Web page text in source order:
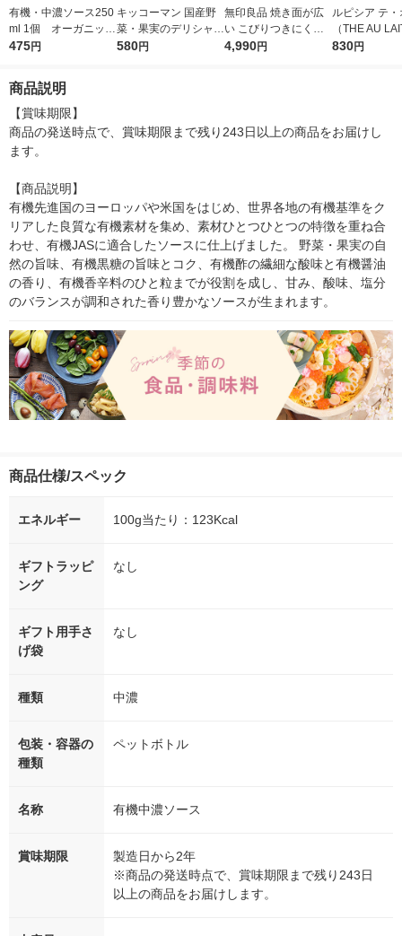
有機・中濃ソース250
ml 1個 オーガニック
ヒカリ 光食品
475円
キッコーマン 国産野
菜・果実のデリシャス
ソース 中濃 290ｍｌ
580円
無印良品 焼き面が広
い こびりつきにくい
フライパン 浅型 IH対
4,990円
ルピシア テ
（THE AU
茶ティーバッ
830円
商品説明
【賞味期限】
商品の発送時点で、賞味期限まで残り243日以上の商品をお届けし
ます。
【商品説明】
有機先進国のヨーロッパや米国をはじめ、世界各地の有機基準をク
リアした良質な有機素材を集め、素材ひとつひとつの特徴を重ね合
わせ、有機JASに適合したソースに仕上げました。 野菜・果実の自
然の旨味、有機黒糖の旨味とコク、有機酢の繊細な酸味と有機醤油
の香り、有機香辛料のひと粒までが役割を成し、甘み、酸味、塩分
のバランスが調和された香り豊かなソースが生まれます。
商品仕様/スペック
エネルギー 100g当たり：123Kcal
ギフトラッピ
ング
なし
ギフト用手さ
げ袋
なし
種類 中濃
包装・容器の
種類
ペットボトル
名称 有機中濃ソース
賞味期限
製造日から2年
※商品の発送時点で、賞味期限まで残り243日
以上の商品をお届けします。